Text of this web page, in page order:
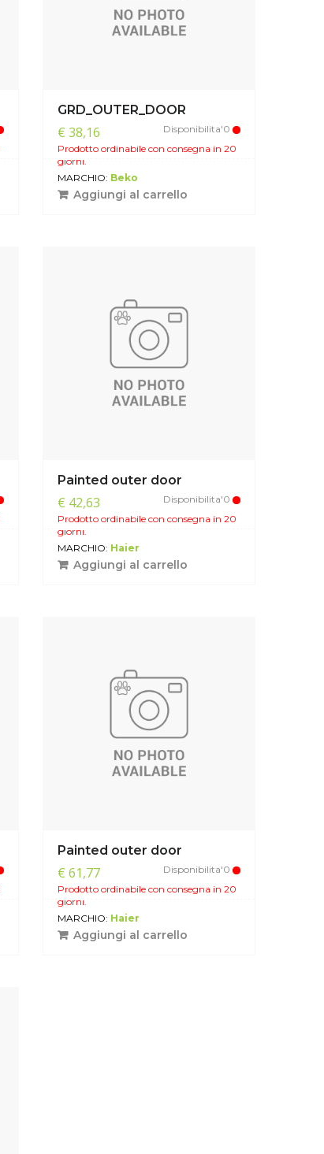
GRD_OUTER_DOOR
€ 38,16
Disponibilita'0
Prodotto ordinabile con consegna in 20
giorni.
MARCHIO: Beko
Aggiungi al carrello
Painted outer door
€ 42,63
Disponibilita'0
Prodotto ordinabile con consegna in 20
giorni.
MARCHIO: Haier
Aggiungi al carrello
Painted outer door
€ 61,77
Disponibilita'0
Prodotto ordinabile con consegna in 20
giorni.
MARCHIO: Haier
Aggiungi al carrello